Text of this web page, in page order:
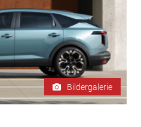
Bildergalerie